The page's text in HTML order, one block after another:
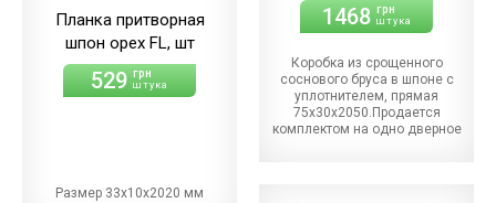
Планка притворная
шпон орех FL, шт
529 грн
штука
Размер 33х10х2020 мм
1468 грн
штука
Коробка из срощенного
соснового бруса в шпоне с
уплотнителем, прямая
75х30х2050.Продается
комплектом на одно дверное